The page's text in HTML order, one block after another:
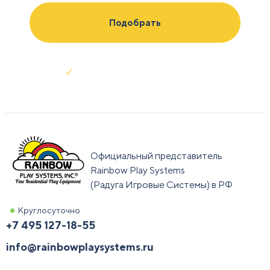
Официальный представитель
Rainbow Play Systems
(Радуга Игровые Системы) в РФ
Круглосуточно
+7 495 127-18-55
info@rainbowplaysystems.ru